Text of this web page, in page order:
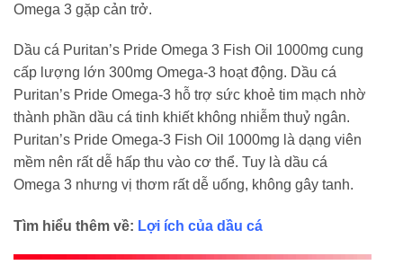
Omega 3 gặp cản trở.
Dầu cá Puritan’s Pride Omega 3 Fish Oil 1000mg cung
cấp lượng lớn 300mg Omega-3 hoạt động. Dầu cá
Puritan’s Pride Omega-3 hỗ trợ sức khoẻ tim mạch nhờ
thành phần dầu cá tinh khiết không nhiễm thuỷ ngân.
Puritan’s Pride Omega-3 Fish Oil 1000mg là dạng viên
mềm nên rất dễ hấp thu vào cơ thể. Tuy là dầu cá
Omega 3 nhưng vị thơm rất dễ uống, không gây tanh.
Tìm hiểu thêm về: Lợi ích của dầu cá